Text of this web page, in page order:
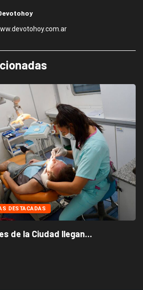
DESTACADAS
de la Ciudad llegan...